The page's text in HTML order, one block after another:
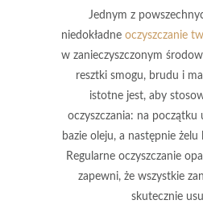
Jednym z
niedokładne oczyszczanie
w zanieczyszczonym
resztki smogu, brudu i
istotne jest, aby
oczyszczania: na początku
bazie oleju, a następnie
Regularne oczyszczanie
zapewni, że wszystkie
skutecznie